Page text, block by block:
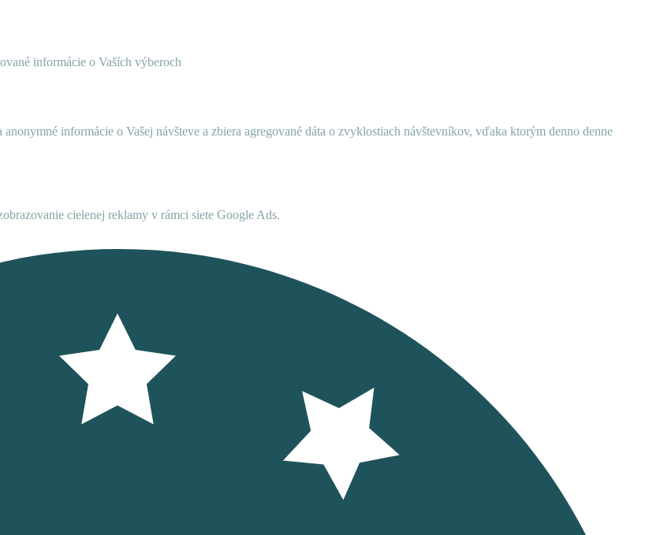
informácie o Vaších výberoch
informácie o Vašej návšteve a zbiera agregované dáta o zvyklostiach návštevníkov, vďaka ktorým denno denne
cielenej reklamy v rámci siete Google Ads.